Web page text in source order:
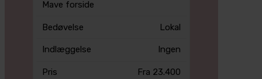
Mave forside
Lokal
Ingen
Fra 23.400